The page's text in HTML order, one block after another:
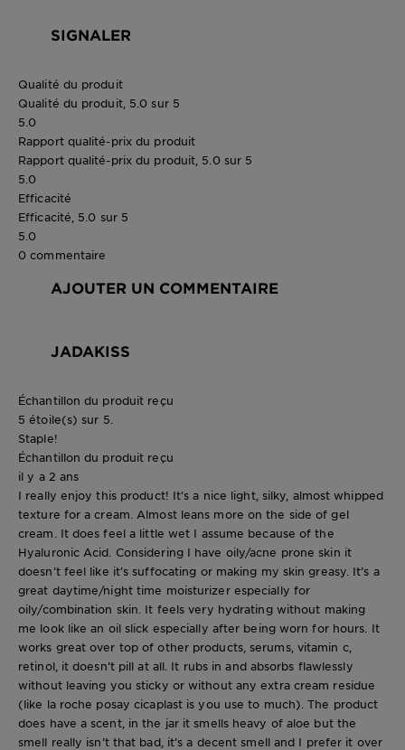
SIGNALER
Qualité du produit
Qualité du produit, 5.0 sur 5
5.0
Rapport qualité-prix du produit
Rapport qualité-prix du produit, 5.0 sur 5
5.0
Efficacité
Efficacité, 5.0 sur 5
5.0
0 commentaire
AJOUTER UN COMMENTAIRE
JADAKISS
Échantillon du produit reçu
5 étoile(s) sur 5.
Staple!
Échantillon du produit reçu
il y a 2 ans
I really enjoy this product! It’s a nice light, silky, almost whipped
texture for a cream. Almost leans more on the side of gel
cream. It does feel a little wet I assume because of the
Hyaluronic Acid. Considering I have oily/acne prone skin it
doesn’t feel like it’s suffocating or making my skin greasy. It’s a
great daytime/night time moisturizer especially for
oily/combination skin. It feels very hydrating without making
me look like an oil slick especially after being worn for hours. It
works great over top of other products, serums, vitamin c,
retinol, it doesn’t pill at all. It rubs in and absorbs flawlessly
without leaving you sticky or without any extra cream residue
(like la roche posay cicaplast is you use to much). The product
does have a scent, in the jar it smells heavy of aloe but the
smell really isn’t that bad, it’s a decent smell and I prefer it over